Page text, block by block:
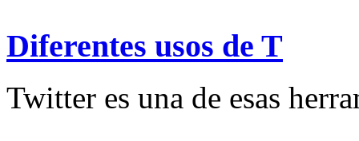
Diferentes usos de T
Twitter es una de esas